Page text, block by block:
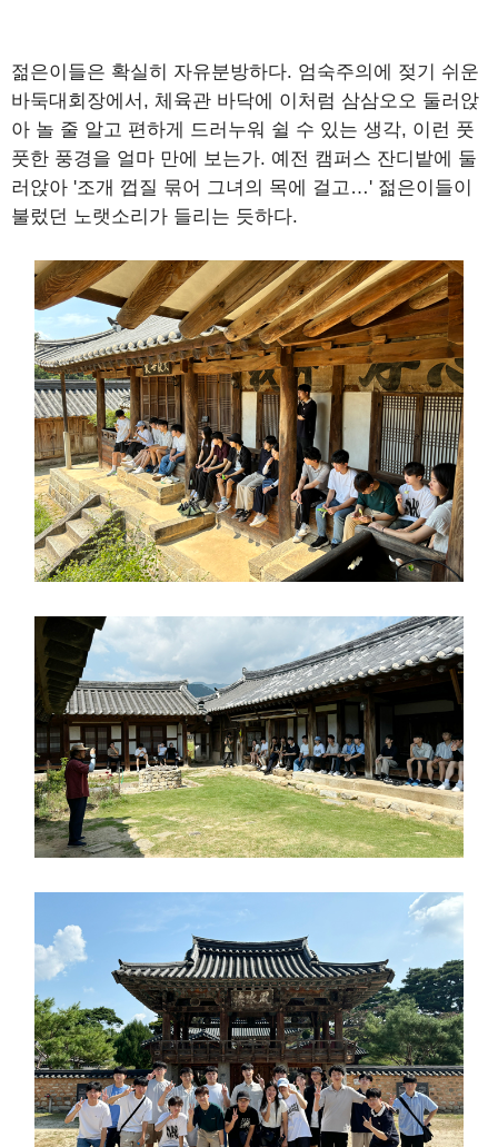
젊은이들은 확실히 자유분방하다. 엄숙주의에 젖기 쉬운
바둑대회장에서, 체육관 바닥에 이처럼 삼삼오오 둘러앉
아 놀 줄 알고 편하게 드러누워 쉴 수 있는 생각, 이런 풋
풋한 풍경을 얼마 만에 보는가. 예전 캠퍼스 잔디밭에 둘
러앉아 '조개 껍질 묶어 그녀의 목에 걸고…' 젊은이들이
불렀던 노랫소리가 들리는 듯하다.